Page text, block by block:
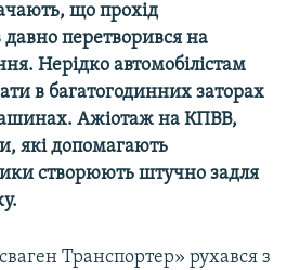
що прохід
перетворився на
Нерідко автомобілістам
в багатогодинних заторах
Ажіотаж на КПВВ,
які допомагають
створюють штучно задля
Транспортер» рухався з